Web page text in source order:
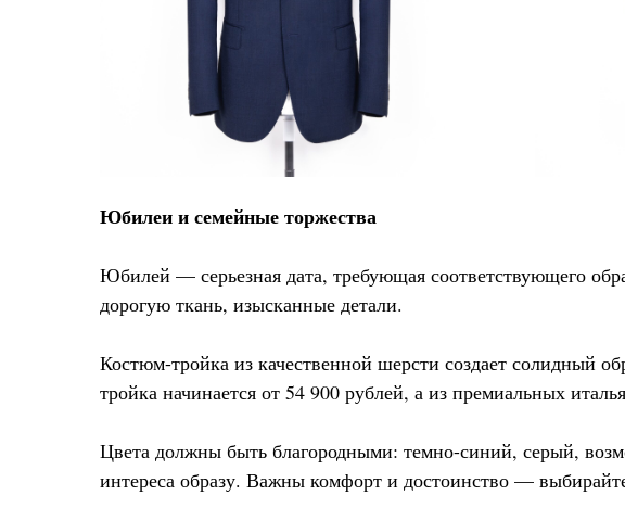
Юбилеи и семейные торжества
Юбилей — серьезная дата, требующая соответствующего
дорогую ткань, изысканные детали.
Костюм-тройка из качественной шерсти создает солидный
тройка начинается от 54 900 рублей, а из премиальных
Цвета должны быть благородными: темно-синий, серый,
интереса образу. Важны комфорт и достоинство —